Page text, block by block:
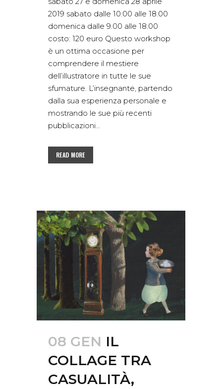
2019 sabato dalle 10.00 alle 18.00
domenica dalle 9.00 alle 18:00
costo: 120 euro Questo workshop
è un ottima occasione per
comprendere il mestiere
dell’illustratore in tutte le sue
sfumature. L’insegnante, partendo
dalla sua esperienza personale e
mostrando le sue più recenti
pubblicazioni...
READ MORE
08 GEN IL
COLLAGE TRA
CASUALITÀ,